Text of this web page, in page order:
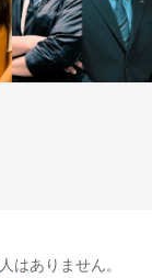
はありません。